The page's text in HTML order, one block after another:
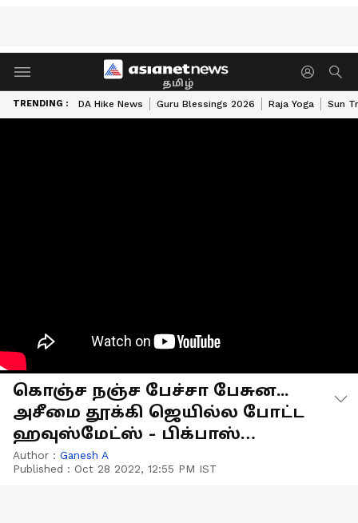
தமிழ்
TRENDING : DA Hike News Guru Blessings 2026 Raja Yoga Sun
கொஞ்ச நஞ்ச பேச்சா பேசுன...
அசீமை தூக்கி ஜெயில்ல போட்ட
ஹவுஸ்மேட்ஸ் - பிக்பாஸ்
புரோமோ இதோ
Author : Ganesh A
Published : Oct 28 2022, 12:55 PM IST